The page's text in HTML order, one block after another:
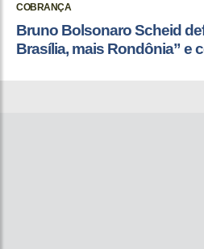
COBRANÇA
Bruno Bolsonaro Scheid
Brasília, mais Rondônia” e